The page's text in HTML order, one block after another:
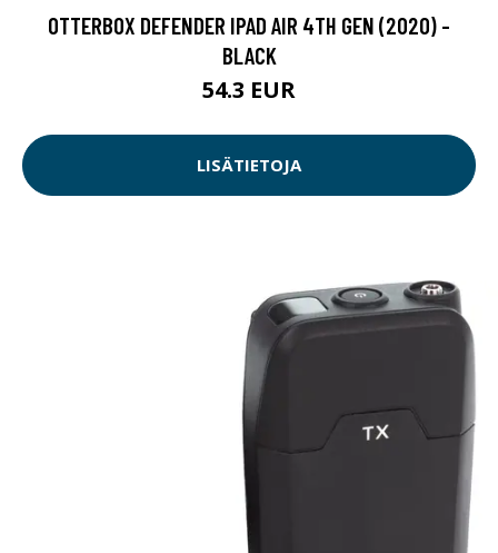
OTTERBOX DEFENDER IPAD AIR 4TH GEN (2020) -
BLACK
54.3 EUR
LISÄTIETOJA